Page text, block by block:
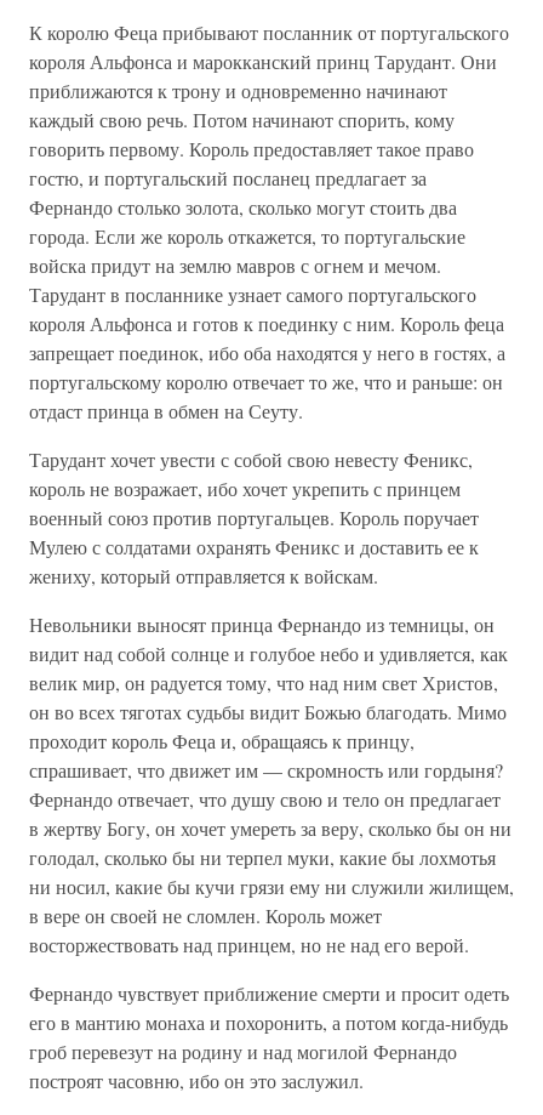
К королю Феца прибывают посланник от португальского
короля Альфонса и марокканский принц Тарудант. Они
приближаются к трону и одновременно начинают
каждый свою речь. Потом начинают спорить, кому
говорить первому. Король предоставляет такое право
гостю, и португальский посланец предлагает за
Фернандо столько золота, сколько могут стоить два
города. Если же король откажется, то португальские
войска придут на землю мавров с огнем и мечом.
Тарудант в посланнике узнает самого португальского
короля Альфонса и готов к поединку с ним. Король феца
запрещает поединок, ибо оба находятся у него в гостях, а
португальскому королю отвечает то же, что и раньше: он
отдаст принца в обмен на Сеуту.
Тарудант хочет увести с собой свою невесту Феникс,
король не возражает, ибо хочет укрепить с принцем
военный союз против португальцев. Король поручает
Мулею с солдатами охранять Феникс и доставить ее к
жениху, который отправляется к войскам.
Невольники выносят принца Фернандо из темницы, он
видит над собой солнце и голубое небо и удивляется, как
велик мир, он радуется тому, что над ним свет Христов,
он во всех тяготах судьбы видит Божью благодать. Мимо
проходит король Феца и, обращаясь к принцу,
спрашивает, что движет им — скромность или гордыня?
Фернандо отвечает, что душу свою и тело он предлагает
в жертву Богу, он хочет умереть за веру, сколько бы он ни
голодал, сколько бы ни терпел муки, какие бы лохмотья
ни носил, какие бы кучи грязи ему ни служили жилищем,
в вере он своей не сломлен. Король может
восторжествовать над принцем, но не над его верой.
Фернандо чувствует приближение смерти и просит одеть
его в мантию монаха и похоронить, а потом когда-нибудь
гроб перевезут на родину и над могилой Фернандо
построят часовню, ибо он это заслужил.